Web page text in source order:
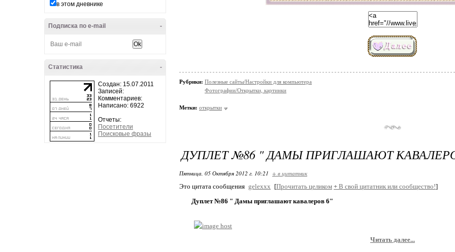
в этом дневнике
-
Подписка по e-mail
-
Статистика
Создан: 15.07.2011
Записей:
Комментариев:
Написано: 6922
Отчеты:
Посетители
Поисковые фразы
Рубрики: Полезные сайты/Настройки для компьютера
Фотографии/Открытки, картинки
Метки: открытки
ДУПЛЕТ №86 " ДАМЫ ПРИГЛАШАЮТ
Пятница, 05 Октября 2012 г. 10:21 + в цитатник
Это цитата сообщения gelexxx [Прочитать целиком + В свой цитатник или сообщество!]
Дуплет №86 " Дамы приглашают кавалеров 6"
Читать далее...